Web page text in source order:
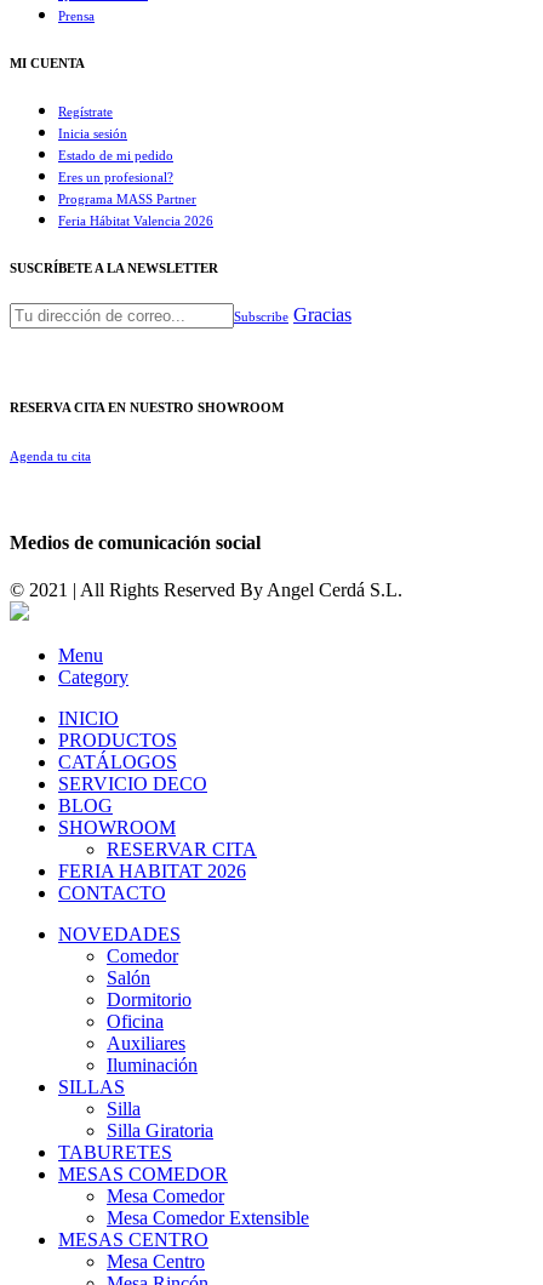
Prensa
MI CUENTA
Regístrate
Inicia sesión
Estado de mi pedido
Eres un profesional?
Programa MASS Partner
Feria Hábitat Valencia 2026​
SUSCRÍBETE A LA NEWSLETTER
Subscribe Gracias
RESERVA CITA EN NUESTRO SHOWROOM
Agenda tu cita
Medios de comunicación social
© 2021 | All Rights Reserved By Angel Cerdá S.L.
Menu
Category
INICIO
PRODUCTOS
CATÁLOGOS
SERVICIO DECO
BLOG
SHOWROOM
RESERVAR CITA
FERIA HABITAT 2026
CONTACTO
NOVEDADES
Comedor
Salón
Dormitorio
Oficina
Auxiliares
Iluminación
SILLAS
Silla
Silla Giratoria
TABURETES
MESAS COMEDOR
Mesa Comedor
Mesa Comedor Extensible
MESAS CENTRO
Mesa Centro